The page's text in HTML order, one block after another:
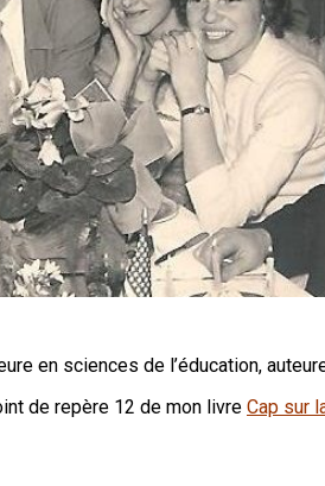
en sciences de l’éducation,
de repère 12 de mon livre Cap sur